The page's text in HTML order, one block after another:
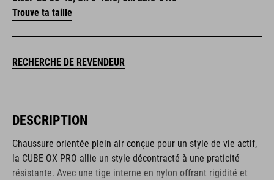
Trouve ta taille
RECHERCHE DE REVENDEUR
DESCRIPTION
Chaussure orientée plein air conçue pour un style de vie actif,
la CUBE OX PRO allie un style décontracté à une praticité
résistante. Avec une tige interne en nylon offrant rigidité et